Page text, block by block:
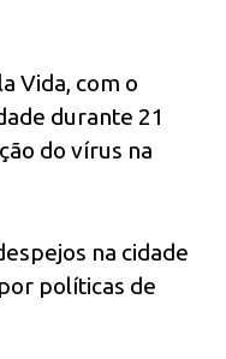
Vida, com o
durante 21
do vírus na
na cidade
políticas de